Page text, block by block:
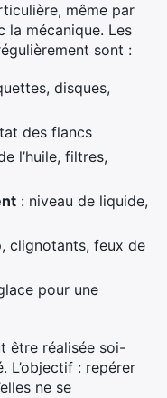
même par
la mécanique. Les
sont :
disques,
des flancs
l’huile, filtres,
: niveau de liquide,
clignotants, feux de
pour une
être réalisée soi-
L’objectif : repérer
ne se